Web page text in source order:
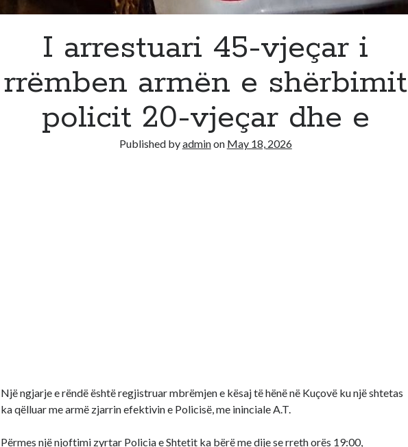
I arrestuari 45-vjeçar i
rrëmben armën e shërbimit
policit 20-vjeçar dhe e
Published byadminon May 18, 2026
Një ngjarje e rëndë është regjistruar mbrëmjen e kësaj të hënë në Kuçovë ku një shtetas
ka qëlluar me armë zjarrin efektivin e Policisë, me ininciale A.T.
Përmes një njoftimi zyrtar Policia e Shtetit ka bërë me dije se rreth orës 19:00,